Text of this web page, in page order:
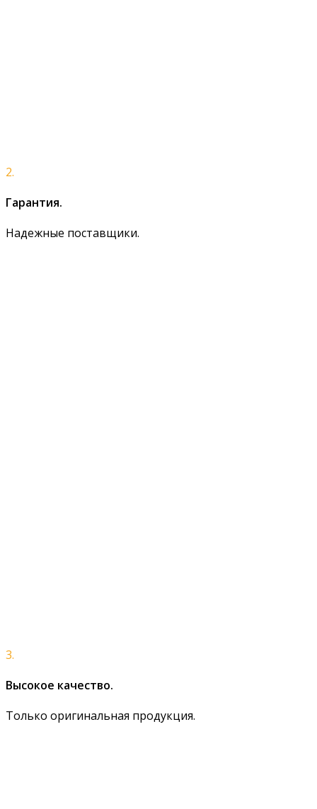
2.
Гарантия.
Надежные поставщики.
3.
Высокое качество.
Только оригинальная продукция.